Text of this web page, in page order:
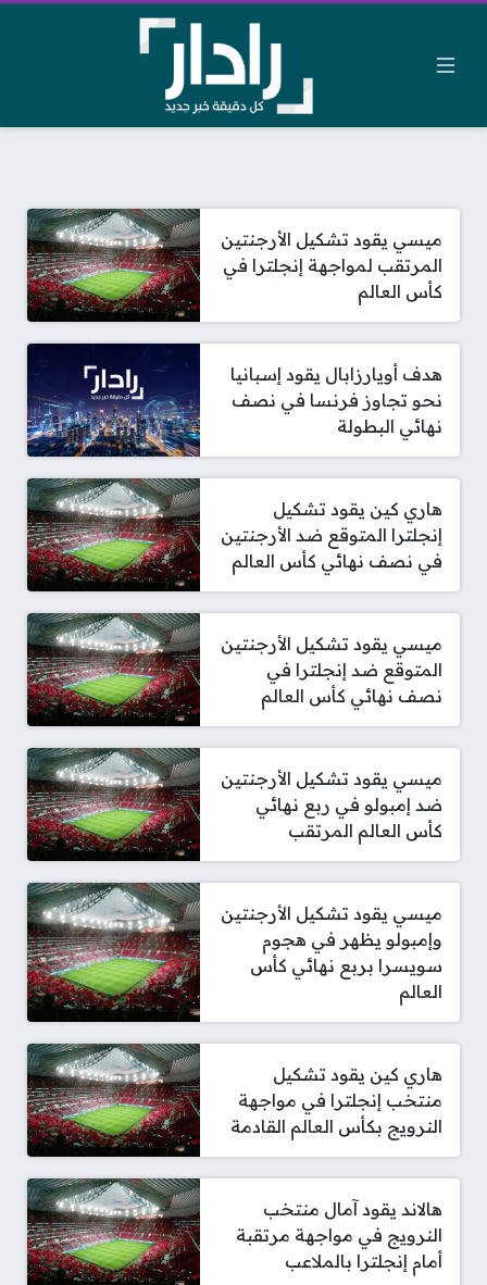
ميسي يقود تشكيل الأرجنتين
المرتقب لمواجهة إنجلترا في
كأس العالم
هدف أويارزابال يقود إسبانيا
نحو تجاوز فرنسا في نصف
نهائي البطولة
هاري كين يقود تشكيل
إنجلترا المتوقع ضد الأرجنتين
في نصف نهائي كأس العالم
ميسي يقود تشكيل الأرجنتين
المتوقع ضد إنجلترا في
نصف نهائي كأس العالم
ميسي يقود تشكيل الأرجنتين
ضد إمبولو في ربع نهائي
كأس العالم المرتقب
ميسي يقود تشكيل الأرجنتين
وإمبولو يظهر في هجوم
سويسرا بربع نهائي كأس
العالم
هاري كين يقود تشكيل
منتخب إنجلترا في مواجهة
النرويج بكأس العالم القادمة
هالاند يقود آمال منتخب
النرويج في مواجهة مرتقبة
أمام إنجلترا بالملاعب